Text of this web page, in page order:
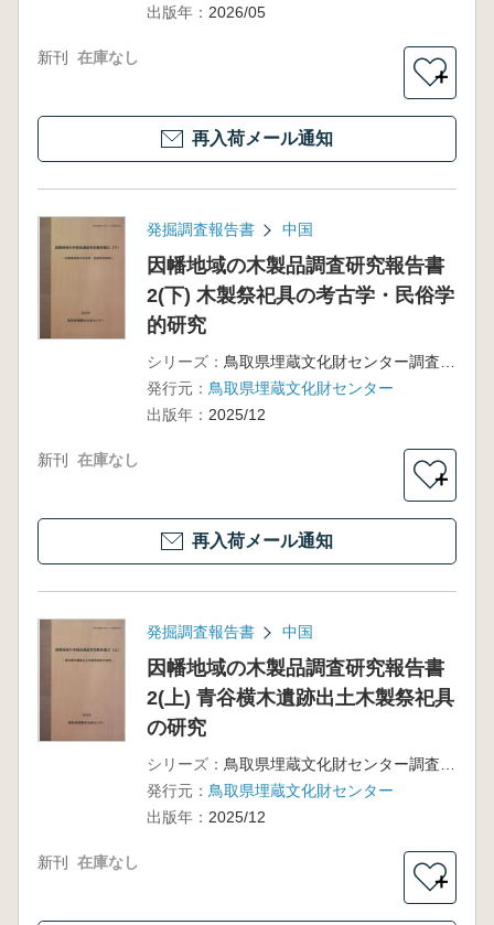
出版年： 2026/05
新刊 在庫なし
＋
再入荷メール通知
発掘調査報告書 中国
因幡地域の木製品調査研究報告書
2(下) 木製祭祀具の考古学・民俗学
的研究
シリーズ：
発行元： 鳥取県埋蔵文化財センター
出版年： 2025/12
新刊 在庫なし
＋
再入荷メール通知
発掘調査報告書 中国
因幡地域の木製品調査研究報告書
2(上) 青谷横木遺跡出土木製祭祀具
の研究
シリーズ：
発行元： 鳥取県埋蔵文化財センター
出版年： 2025/12
新刊 在庫なし
＋